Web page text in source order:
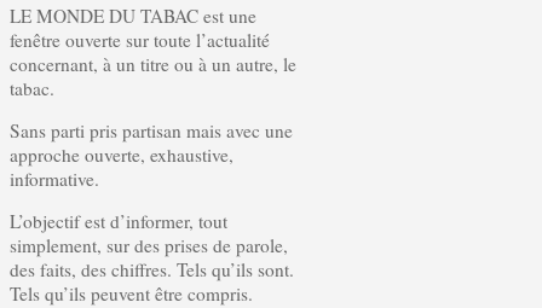
LE MONDE DU TABAC est une
fenêtre ouverte sur toute l’actualité
concernant, à un titre ou à un autre, le
tabac.
Sans parti pris partisan mais avec une
approche ouverte, exhaustive,
informative.
L’objectif est d’informer, tout
simplement, sur des prises de parole,
des faits, des chiffres. Tels qu’ils sont.
Tels qu’ils peuvent être compris.